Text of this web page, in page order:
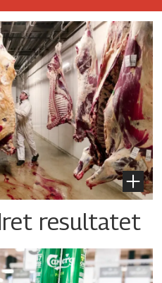
resultatet